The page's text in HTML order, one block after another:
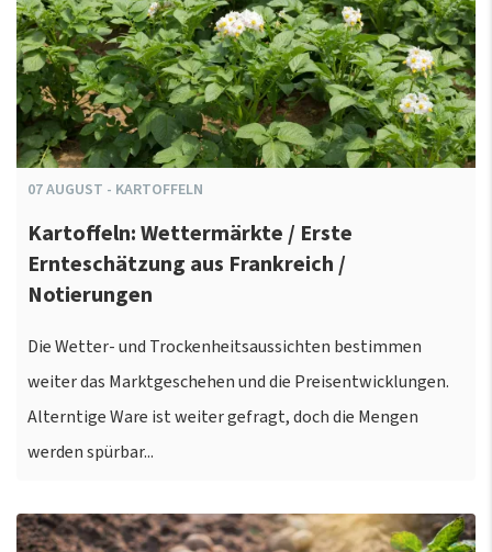
07AUGUST - KARTOFFELN
Kartoffeln: Wettermärkte / Erste
Ernteschätzung aus Frankreich /
Notierungen
Die Wetter- und Trockenheitsaussichten bestimmen
weiter das Marktgeschehen und die Preisentwicklungen.
Alterntige Ware ist weiter gefragt, doch die Mengen
werden spürbar...